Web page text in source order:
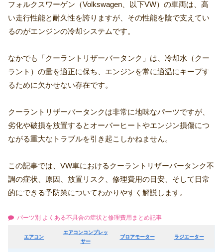
フォルクスワーゲン（Volkswagen、以下VW）の車両は、高
い走行性能と耐久性を誇りますが、その性能を陰で支えてい
るのがエンジンの冷却システムです。
なかでも「クーラントリザーバータンク」は、冷却水（クー
ラント）の量を適正に保ち、エンジンを常に適温にキープす
るために欠かせない存在です。
クーラントリザーバータンクは非常に地味なパーツですが、
劣化や破損を放置するとオーバーヒートやエンジン損傷につ
ながる重大なトラブルを引き起こしかねません。
この記事では、VW車におけるクーラントリザーバータンク不
調の症状、原因、放置リスク、修理費用の目安、そして日常
的にできる予防策についてわかりやすく解説します。
パーツ別 よくある不具合の症状と修理費用まとめ記事
エアコン
エアコンコンプレッ
サー
ブロアモーター ラジエーター